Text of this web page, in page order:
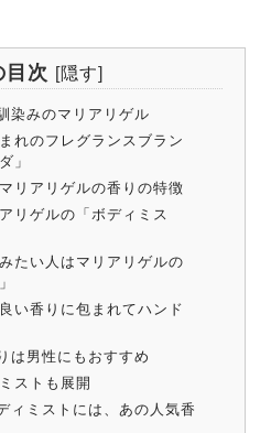
目次 [隠す]
染みのマリアリゲル
れのフレグランスブラン
」
リアリゲルの香りの特徴
リゲルの「ボディミス
たい人はマリアリゲルの
い香りに包まれてハンド
は男性にもおすすめ
ストも展開
ィミストには、あの人気香